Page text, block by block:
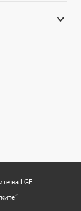
на LGE